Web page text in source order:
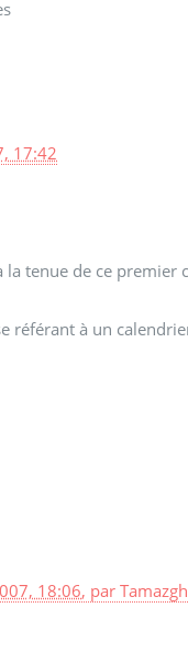
17:42
tenue de ce premier
référant à un
18:06, par